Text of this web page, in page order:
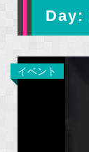
Day:
イベント